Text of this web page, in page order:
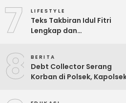
7 LIFESTYLE
Teks Takbiran Idul Fitri
Lengkap dan
8 BERITA
Debt Collector Serang
Korban di Polsek,